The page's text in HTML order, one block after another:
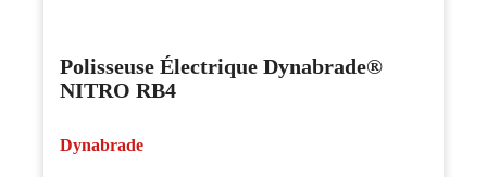
Polisseuse Électrique Dynabrade®
NITRO RB4
Dynabrade